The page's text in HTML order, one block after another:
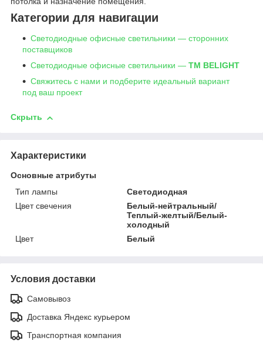
Категории для навигации
Светодиодные офисные светильники — сторонних
поставщиков
Светодиодные офисные светильники — ТМ BELIGHT
Свяжитесь с нами и подберите идеальный вариант
под ваш проект
Скрыть
Характеристики
Основные атрибуты
Тип лампы
Светодиодная
Цвет свечения
Белый-нейтральный/
Теплый-желтый/Белый-
холодный
Цвет
Белый
Условия доставки
Самовывоз
Доставка Яндекс курьером
Транспортная компания